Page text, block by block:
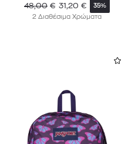
48,00 € 31,20 € 35%
2 Διαθέσιμα Χρώματα